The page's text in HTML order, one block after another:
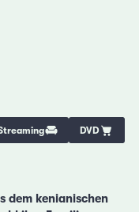
DVD
dem kenianischen